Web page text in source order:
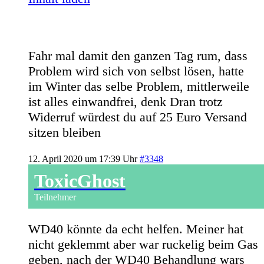
Fahr mal damit den ganzen Tag rum, dass
Problem wird sich von selbst lösen, hatte
im Winter das selbe Problem, mittlerweile
ist alles einwandfrei, denk Dran trotz
Widerruf würdest du auf 25 Euro Versand
sitzen bleiben
12. April 2020 um 17:39 Uhr #3348
ToxicGhost
Teilnehmer
WD40 könnte da echt helfen. Meiner hat
nicht geklemmt aber war ruckelig beim Gas
geben, nach der WD40 Behandlung wars